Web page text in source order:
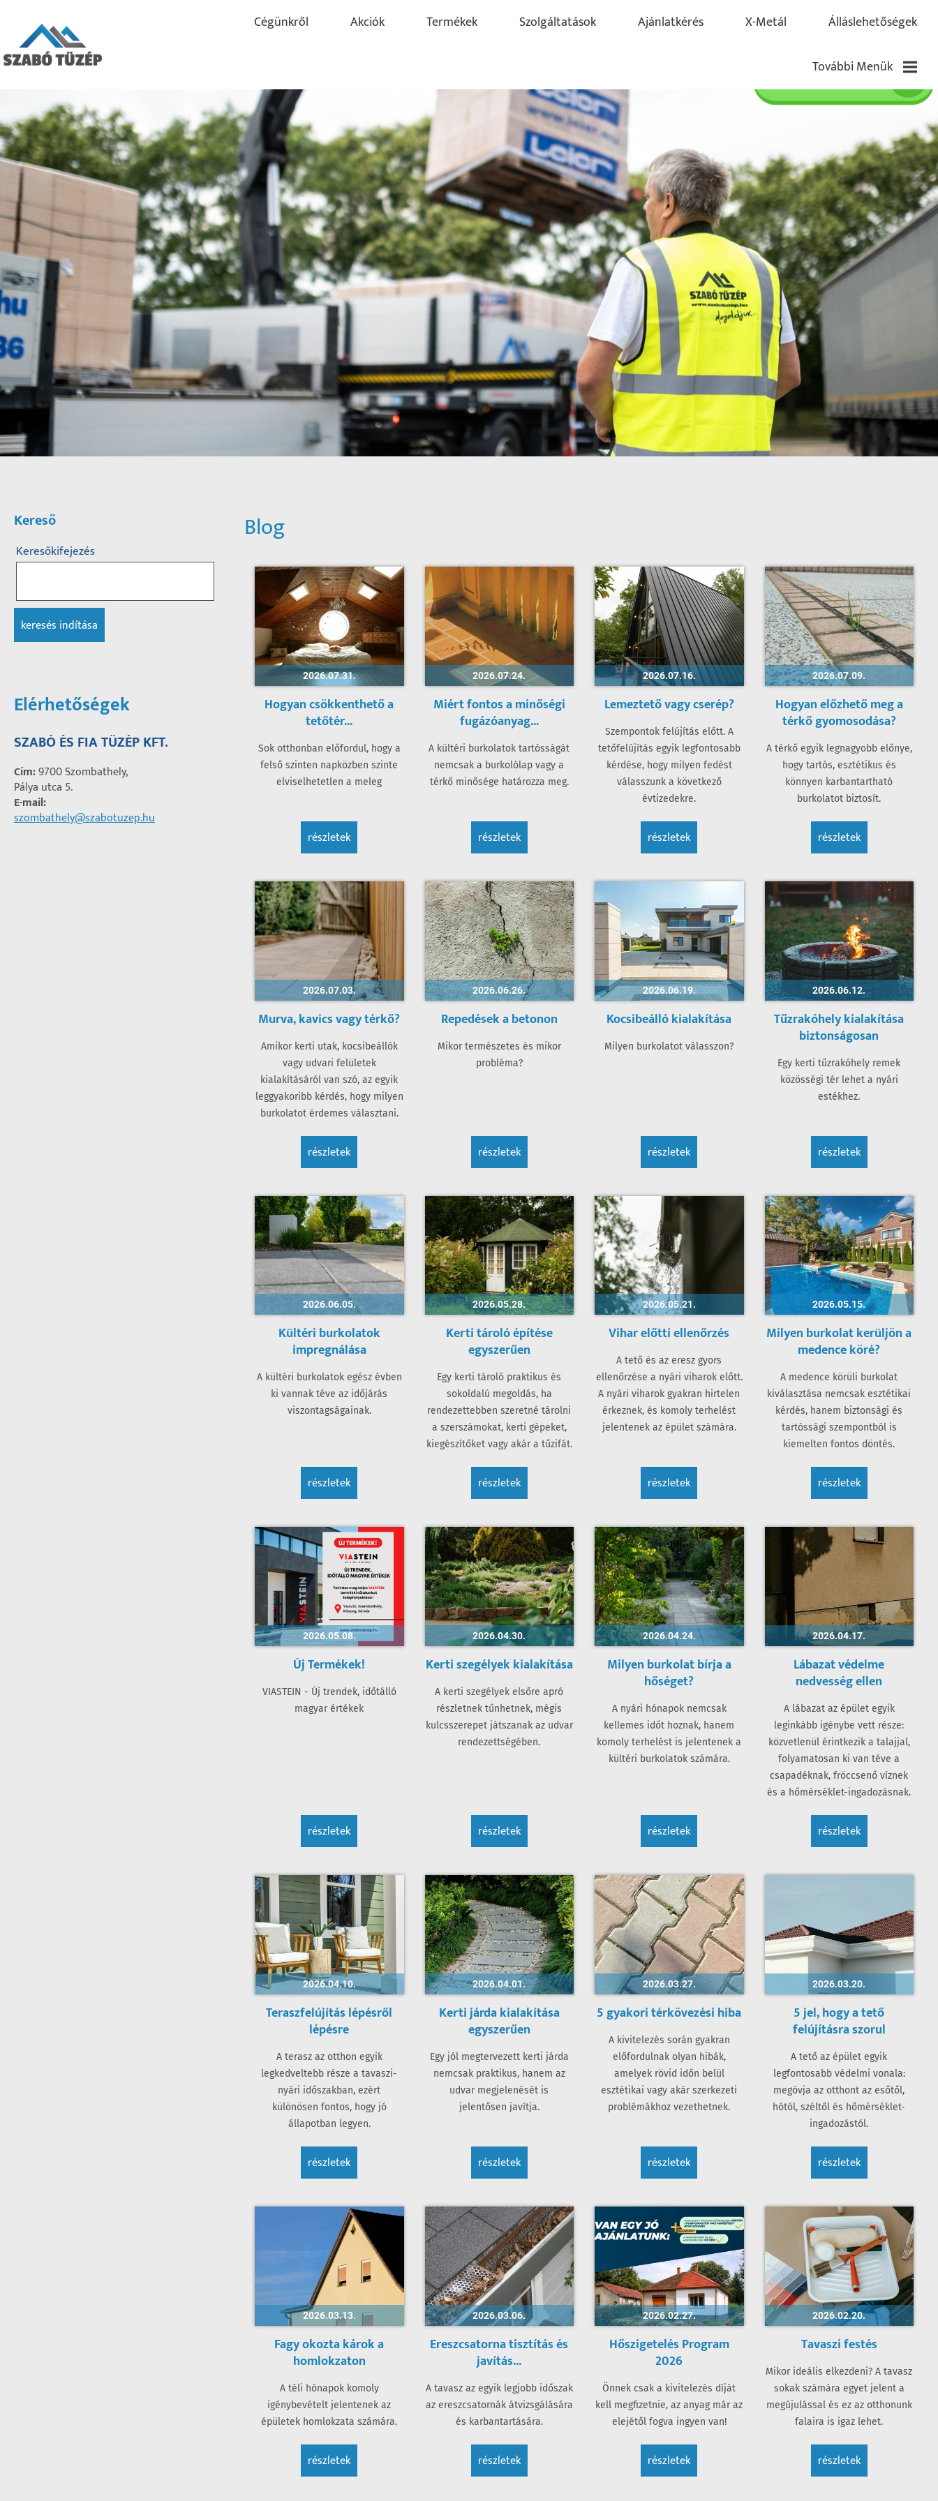
Cégünkről Akciók Termékek Szolgáltatások Ajánlatkérés X-Metál Álláslehetőségek
További Menük
Blog
Pályázatok
Kapcsolat
Partnereink
Kereső
Keresőkifejezés
keresés indítása
Elérhetőségek
SZABÓ ÉS FIA TÜZÉP KFT.
Cím:9700 Szombathely,
Pálya utca 5.
E-mail:
szombathely@szabotuzep.hu
Blog
2026.07.31.
Hogyan csökkenthető a
tetőtér...
Sok otthonban előfordul, hogy a
felső szinten napközben szinte
elviselhetetlen a meleg
részletek
2026.07.24.
Miért fontos a minőségi
fugázóanyag...
A kültéri burkolatok tartósságát
nemcsak a burkolólap vagy a
térkő minősége határozza meg.
részletek
2026.07.16.
Lemeztető vagy cserép?
Szempontok felújítás előtt. A
tetőfelújítás egyik legfontosabb
kérdése, hogy milyen fedést
válasszunk a következő
évtizedekre.
részletek
2026.07.09.
Hogyan előzhető meg a
térkő gyomosodása?
A térkő egyik legnagyobb előnye,
hogy tartós, esztétikus és
könnyen karbantartható
burkolatot biztosít.
részletek
2026.07.03.
Murva, kavics vagy térkő?
Amikor kerti utak, kocsibeállók
vagy udvari felületek
kialakításáról van szó, az egyik
leggyakoribb kérdés, hogy milyen
burkolatot érdemes választani.
részletek
2026.06.26.
Repedések a betonon
Mikor természetes és mikor
probléma?
részletek
2026.06.19.
Kocsibeálló kialakítása
Milyen burkolatot válasszon?
részletek
2026.06.12.
Tűzrakóhely kialakítása
biztonságosan
Egy kerti tűzrakóhely remek
közösségi tér lehet a nyári
estékhez.
részletek
2026.06.05.
Kültéri burkolatok
impregnálása
A kültéri burkolatok egész évben
ki vannak téve az időjárás
viszontagságainak.
részletek
2026.05.28.
Kerti tároló építése
egyszerűen
Egy kerti tároló praktikus és
sokoldalú megoldás, ha
rendezettebben szeretné tárolni
a szerszámokat, kerti gépeket,
kiegészítőket vagy akár a tűzifát.
részletek
2026.05.21.
Vihar előtti ellenőrzés
A tető és az eresz gyors
ellenőrzése a nyári viharok előtt.
A nyári viharok gyakran hirtelen
érkeznek, és komoly terhelést
jelentenek az épület számára.
részletek
2026.05.15.
Milyen burkolat kerüljön a
medence köré?
A medence körüli burkolat
kiválasztása nemcsak esztétikai
kérdés, hanem biztonsági és
tartóssági szempontból is
kiemelten fontos döntés.
részletek
2026.05.08.
Új Termékek!
VIASTEIN - Új trendek, időtálló
magyar értékek
részletek
2026.04.30.
Kerti szegélyek kialakítása
A kerti szegélyek elsőre apró
részletnek tűnhetnek, mégis
kulcsszerepet játszanak az udvar
rendezettségében.
részletek
2026.04.24.
Milyen burkolat bírja a
hőséget?
A nyári hónapok nemcsak
kellemes időt hoznak, hanem
komoly terhelést is jelentenek a
kültéri burkolatok számára.
részletek
2026.04.17.
Lábazat védelme
nedvesség ellen
A lábazat az épület egyik
leginkább igénybe vett része:
közvetlenül érintkezik a talajjal,
folyamatosan ki van téve a
csapadéknak, fröccsenő víznek
és a hőmérséklet-ingadozásnak.
részletek
2026.04.10.
Teraszfelújítás lépésről
lépésre
A terasz az otthon egyik
legkedveltebb része a tavaszi-
nyári időszakban, ezért
különösen fontos, hogy jó
állapotban legyen.
részletek
2026.04.01.
Kerti járda kialakítása
egyszerűen
Egy jól megtervezett kerti járda
nemcsak praktikus, hanem az
udvar megjelenését is
jelentősen javítja.
részletek
2026.03.27.
5 gyakori térkövezési hiba
A kivitelezés során gyakran
előfordulnak olyan hibák,
amelyek rövid időn belül
esztétikai vagy akár szerkezeti
problémákhoz vezethetnek.
részletek
2026.03.20.
5 jel, hogy a tető
felújításra szorul
A tető az épület egyik
legfontosabb védelmi vonala:
megóvja az otthont az esőtől,
hótól, széltől és hőmérséklet-
ingadozástól.
részletek
2026.03.13.
Fagy okozta károk a
homlokzaton
A téli hónapok komoly
igénybevételt jelentenek az
épületek homlokzata számára.
részletek
2026.03.06.
Ereszcsatorna tisztítás és
javítás...
A tavasz az egyik legjobb időszak
az ereszcsatornák átvizsgálására
és karbantartására.
részletek
2026.02.27.
Hőszigetelés Program
2026
Önnek csak a kivitelezés díját
kell megfizetnie, az anyag már az
elejétől fogva ingyen van!
részletek
2026.02.20.
Tavaszi festés
Mikor ideális elkezdeni? A tavasz
sokak számára egyet jelent a
megújulással és ez az otthonunk
falaira is igaz lehet.
részletek